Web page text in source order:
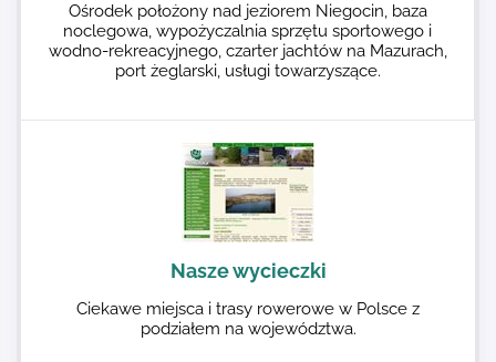
Ośrodek położony nad jeziorem Niegocin, baza
noclegowa, wypożyczalnia sprzętu sportowego i
wodno-rekreacyjnego, czarter jachtów na Mazurach,
port żeglarski, usługi towarzyszące.
Nasze wycieczki
Ciekawe miejsca i trasy rowerowe w Polsce z
podziałem na województwa.